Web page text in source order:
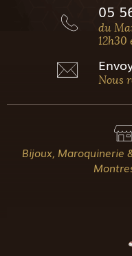
05
du
12h30
Nous
Bijoux, Maroquinerie